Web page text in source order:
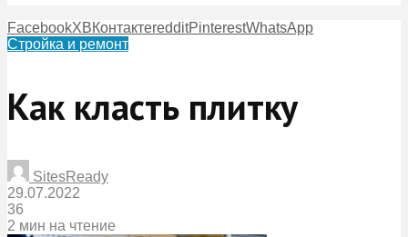
FacebookXВКонтактеredditPinterestWhatsApp
Стройка и ремонт
Как класть плитку
SitesReady
29.07.2022
36
2 мин на чтение